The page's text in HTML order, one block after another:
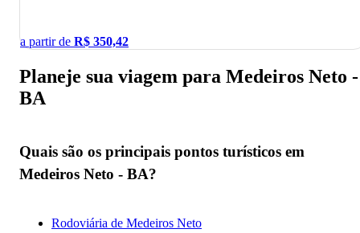
a partir de R$ 350,42
Planeje sua viagem para Medeiros Neto -
BA
Quais são os principais pontos turísticos em
Medeiros Neto - BA?
Rodoviária de Medeiros Neto